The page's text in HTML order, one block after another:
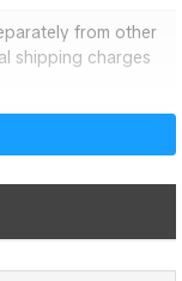
the manufacturer
shipping
from other
shipping charges